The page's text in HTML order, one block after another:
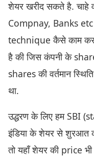
शेयर खरीद सकते है. चाहे
Compnay, Banks etc
technique कैसे काम
है की जिस कंपनी के
shares की वर्तमान
था.
उद्धरण के लिए हम SBI
इंडिया के शेयर से शुरआत
तो यहाँ शेयर की price